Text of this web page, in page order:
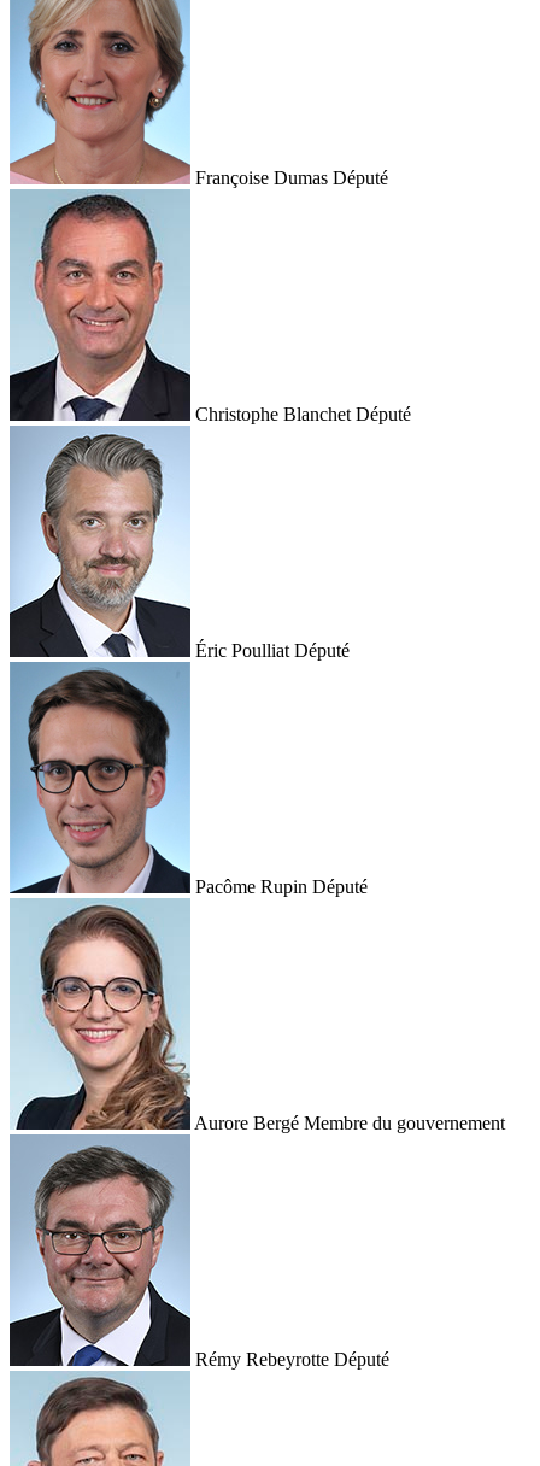
Françoise Dumas Député
Christophe Blanchet Député
Éric Poulliat Député
Pacôme Rupin Député
Aurore Bergé Membre du gouvernement
Rémy Rebeyrotte Député